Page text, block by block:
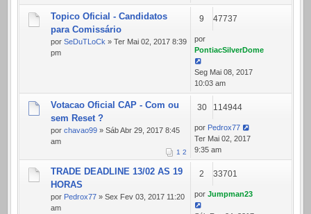
Topico Oficial - Candidatos
para Comissário
por SeDuTLoCk » Ter Mai 02, 2017 8:39
pm
9 47737
por
PontiacSilverDome
Seg Mai 08, 2017
10:03 am
Votacao Oficial CAP - Com ou
sem Reset ?
por chavao99 » Sáb Abr 29, 2017 8:45
am
1 2
30 114944
por Pedrox77
Ter Mai 02, 2017
9:35 am
TRADE DEADLINE 13/02 AS 19
HORAS
por Pedrox77 » Sex Fev 03, 2017 11:20
am
2 33701
por Jumpman23